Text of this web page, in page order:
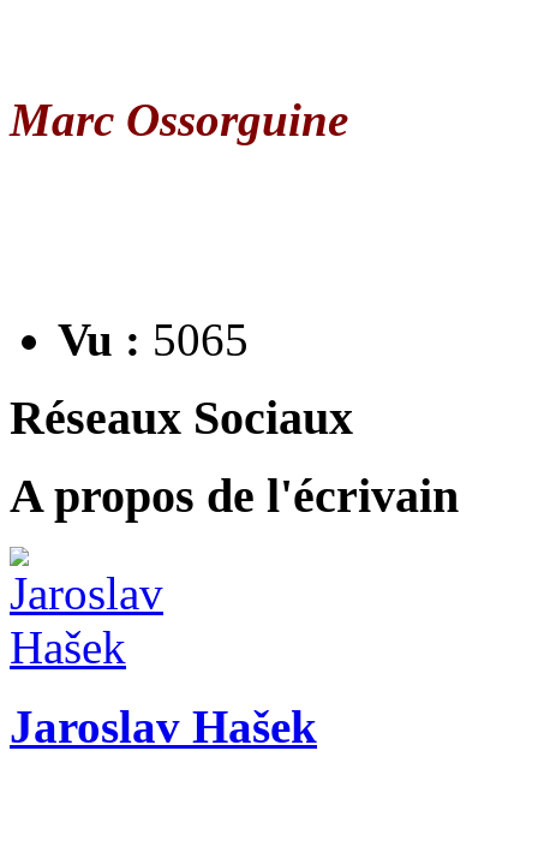
Marc Ossorguine
Vu : 5065
Réseaux Sociaux
A propos de l'écrivain
Jaroslav Hašek